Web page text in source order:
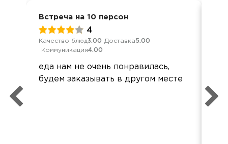
Встреча на 10 персон
4
Качество блюд3.00 Доставка5.00
Коммуникация4.00
еда нам не очень понравилась,
будем заказывать в другом месте